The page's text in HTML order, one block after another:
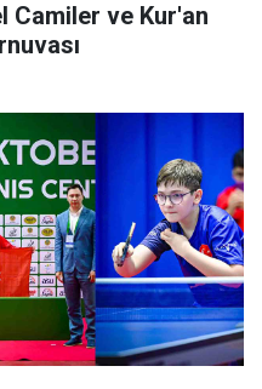
Camiler ve Kur'an